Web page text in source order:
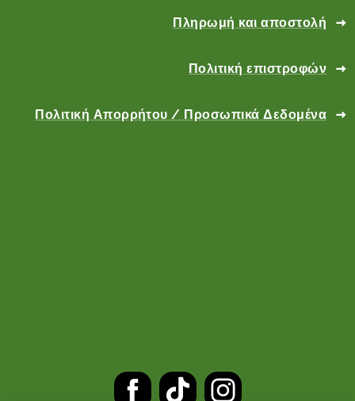
Πληρωμή και αποστολή
Πολιτική επιστροφών
Πολιτική Απορρήτου / Προσωπικά Δεδομένα